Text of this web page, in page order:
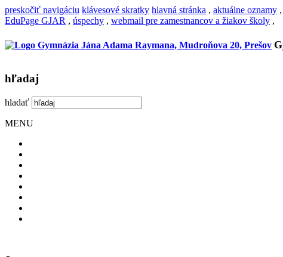
preskočiť navigáciu klávesové skratky hlavná stránka , aktuálne oznamy ,
EduPage GJAR , úspechy , webmail pre zamestnancov a žiakov školy ,
hľadaj
hladať
MENU